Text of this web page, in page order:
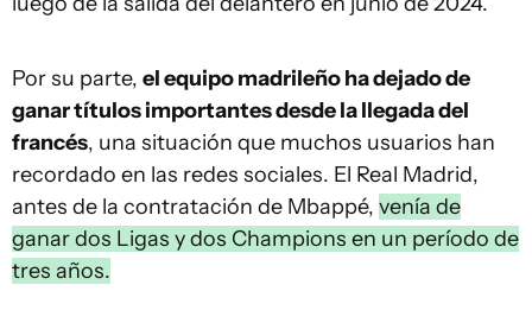
Por su parte, el equipo madrileño ha dejado de
ganar títulos importantes desde la llegada del
francés, una situación que muchos usuarios han
recordado en las redes sociales. El Real Madrid,
antes de la contratación de Mbappé, venía de
ganar dos Ligas y dos Champions en un período de
tres años.